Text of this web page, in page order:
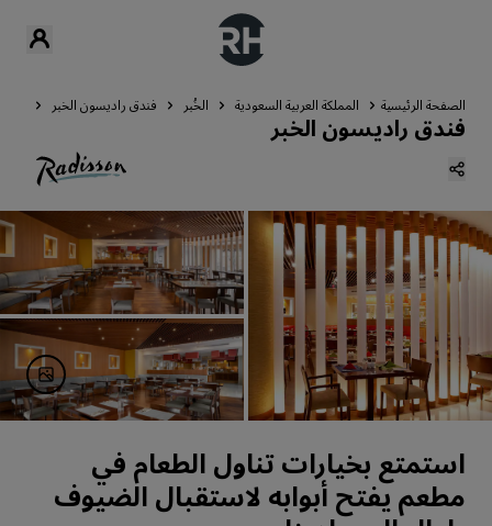
الصفحة الرئيسية المملكة العربية السعودية الخُبر فندق راديسون الخبر
فندق راديسون الخبر
استمتع بخيارات تناول الطعام في
مطعم يفتح أبوابه لاستقبال الضيوف